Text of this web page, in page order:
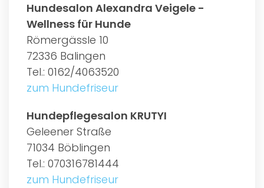
Hundesalon Alexandra Veigele -
Wellness für Hunde
Römergässle 10
72336 Balingen
Tel.: 0162/4063520
zum Hundefriseur
Hundepflegesalon KRUTYI
Geleener Straße
71034 Böblingen
Tel.: 070316781444
zum Hundefriseur